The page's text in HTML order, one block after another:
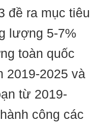
đề ra mục tiêu
lượng 5-7%
toàn quốc
2019-2025 và
từ 2019-
công các